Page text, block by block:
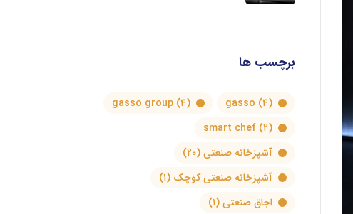
برچسب ها
gasso (۴) gasso group (۴)
smart chef (۲)
آشپزخانه صنعتی(۲۰)
آشپزخانه صنعتی کوچک (۱)
اجاق صنعتی(۱)